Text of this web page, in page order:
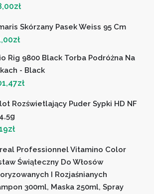
zł
Skórzany Pasek Weiss 95 Cm
zł
Rig 9800 Black Torba Podróżna Na
- Black
zł
Rozświetlający Puder Sypki HD NF
zł
Professionnel Vitamino Color
Świąteczny Do Włosów
I Rozjaśnianych
300ml, Maska 250ml, Spray